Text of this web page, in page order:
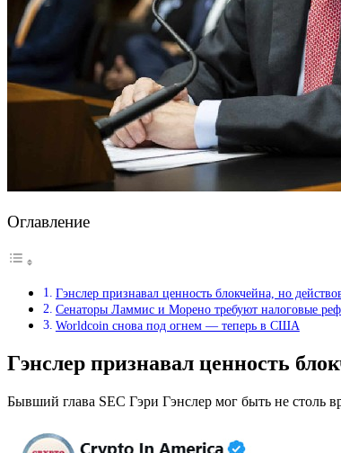
Оглавление
Гэнслер признавал ценность блокчейна, но
Сенаторы Ламмис и Морено требуют налоговые
Worldcoin снова под огнем — теперь в США
Гэнслер признавал ценность
Бывший глава SEC Гэри Гэнслер мог быть не столь